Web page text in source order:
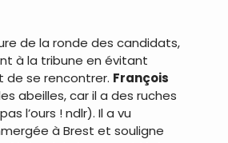
de la ronde des candidats,
à la tribune en évitant
de se rencontrer. François
abeilles, car il a des ruches
l’ours ! ndlr). Il a vu
à Brest et souligne